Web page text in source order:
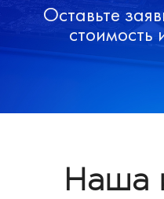
Оставьте
стоимость
Наша